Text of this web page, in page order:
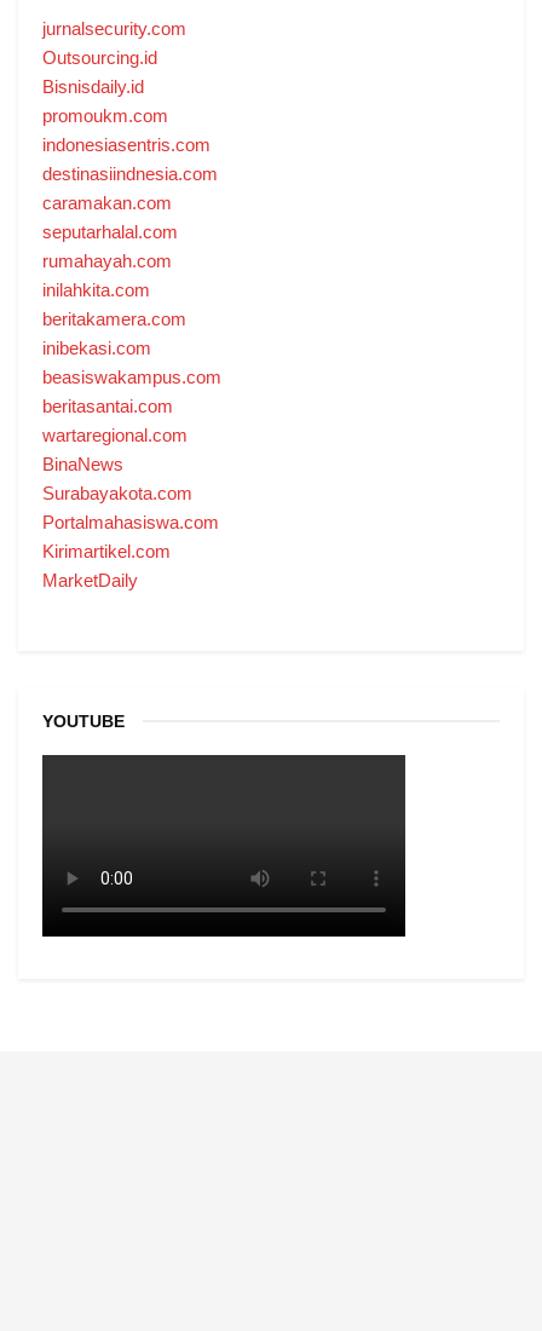
jurnalsecurity.com
Outsourcing.id
Bisnisdaily.id
promoukm.com
indonesiasentris.com
destinasiindnesia.com
caramakan.com
seputarhalal.com
rumahayah.com
inilahkita.com
beritakamera.com
inibekasi.com
beasiswakampus.com
beritasantai.com
wartaregional.com
BinaNews
Surabayakota.com
Portalmahasiswa.com
Kirimartikel.com
MarketDaily
YOUTUBE